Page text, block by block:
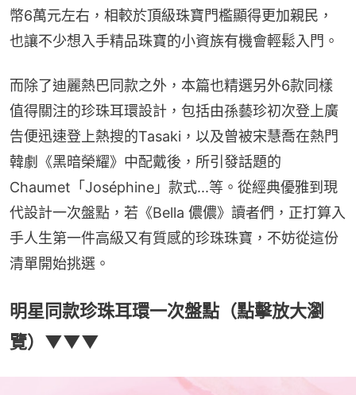
幣6萬元左右，相較於頂級珠寶門檻顯得更加親民，
也讓不少想入手精品珠寶的小資族有機會輕鬆入門。
而除了迪麗熱巴同款之外，本篇也精選另外6款同樣
值得關注的珍珠耳環設計，包括由孫藝珍初次登上廣
告便迅速登上熱搜的Tasaki，以及曾被宋慧喬在熱門
韓劇《黑暗榮耀》中配戴後，所引發話題的
Chaumet「Joséphine」款式...等。從經典優雅到現
代設計一次盤點，若《Bella 儂儂》讀者們，正打算入
手人生第一件高級又有質感的珍珠珠寶，不妨從這份
清單開始挑選。
明星同款珍珠耳環一次盤點（點擊放大瀏
覽）▼▼▼